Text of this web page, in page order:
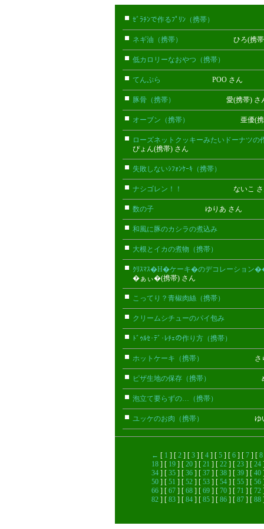
ｾﾞﾗﾁﾝで作るﾌﾟﾘﾝ（携帯）
ネギ油（携帯） ひろ(携帯)
低カロリーなおやつ（携帯）
てんぷら POO さん
豚骨（携帯） 愛(携帯) さ
オーブン（携帯） 亜優(携帯)
ローズネットクッキーみたいドーナツの
ぴょん(携帯) さん
失敗しないｼﾌｫﾝｹｰｷ（携帯）
ナシゴレン！！ ないこ さ
数の子 ゆりあ さん
和風に豚のカシラの煮込み
大根とイカの煮物（携帯）
ｸﾘｽﾏｽ�H�ケーキ�のデコレーション
�ぁぃ�(携帯) さん
こってり？青椒肉絲（携帯）
クリームシチューのパイ包み
ﾄﾞｩﾙｾ･ﾃﾞ･ﾚﾁｪの作り方（携帯）
ホットケーキ（携帯） さら(携
ピザ生地の保存（携帯） めろんぱ
泡立て要らずの…（携帯）
ユッケのお肉（携帯） ゆい(携
← [ 1 ] [ 2 ] [ 3 ] [ 4 ] [ 5 ] [ 6 ] [ 7 ] [ 8
18 ] [ 19 ] [ 20 ] [ 21 ] [ 22 ] [ 23 ] [ 24
34 ] [ 35 ] [ 36 ] [ 37 ] [ 38 ] [ 39 ] [ 40
50 ] [ 51 ] [ 52 ] [ 53 ] [ 54 ] [ 55 ] [ 56
66 ] [ 67 ] [ 68 ] [ 69 ] [ 70 ] [ 71 ] [ 72
82 ] [ 83 ] [ 84 ] [ 85 ] [ 86 ] [ 87 ] [ 88